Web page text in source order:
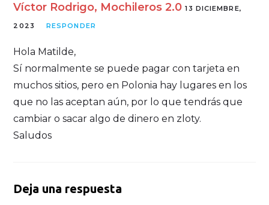
Víctor Rodrigo, Mochileros 2.0 13 DICIEMBRE,
2023 RESPONDER
Hola Matilde,
Sí normalmente se puede pagar con tarjeta en
muchos sitios, pero en Polonia hay lugares en los
que no las aceptan aún, por lo que tendrás que
cambiar o sacar algo de dinero en zloty.
Saludos
Deja una respuesta